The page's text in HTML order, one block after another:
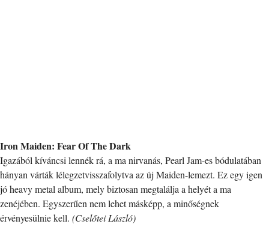
Iron Maiden: Fear Of The Dark
Igazából kíváncsi lennék rá, a ma nirvanás, Pearl Jam-es bódulatában
hányan várták lélegzetvisszafolytva az új Maiden-lemezt. Ez egy igen
jó heavy metal album, mely biztosan megtalálja a helyét a ma
zenéjében. Egyszerűen nem lehet másképp, a minőségnek
érvényesülnie kell. (Cselőtei László)